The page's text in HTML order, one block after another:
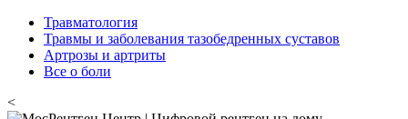
Травматология
Травмы и заболевания тазобедренных суставов
Артрозы и артриты
Все о боли
<